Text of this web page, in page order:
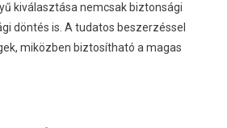
kiválasztása nemcsak biztonsági
döntés is. A tudatos beszerzéssel
miközben biztosítható a magas